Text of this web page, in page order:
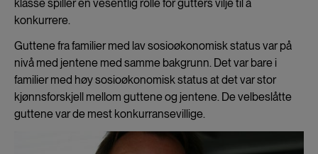
klasse spiller en vesentlig rolle for gutters vilje til å
konkurrere.
Guttene fra familier med lav sosioøkonomisk status var på
nivå med jentene med samme bakgrunn. Det var bare i
familier med høy sosioøkonomisk status at det var stor
kjønnsforskjell mellom guttene og jentene. De velbeslåtte
guttene var de mest konkurransevillige.